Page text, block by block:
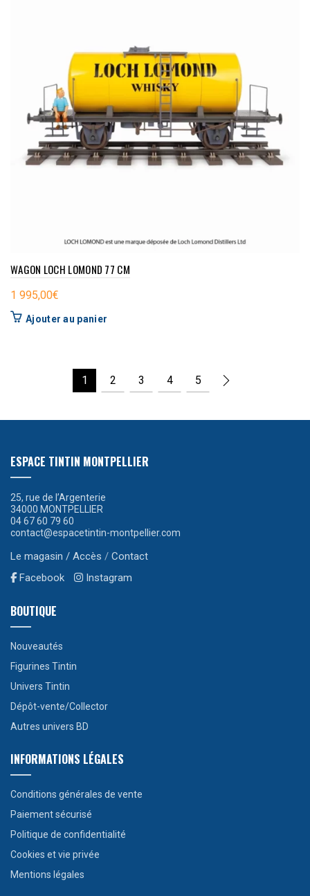
WAGON LOCH LOMOND 77 CM
1 995,00€
Ajouter au panier
1 2 3 4 5
ESPACE TINTIN MONTPELLIER
25, rue de l’Argenterie
34000 MONTPELLIER
04 67 60 79 60
contact@espacetintin-montpellier.com
Le magasin / Accès / Contact
Facebook
Instagram
BOUTIQUE
Nouveautés
Figurines Tintin
Univers Tintin
Dépôt-vente/Collector
Autres univers BD
INFORMATIONS LÉGALES
Conditions générales de vente
Paiement sécurisé
Politique de confidentialité
Cookies et vie privée
Mentions légales